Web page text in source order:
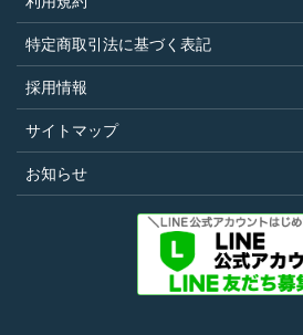
特定商取引法に基づく表記
採用情報
サイトマップ
お知らせ